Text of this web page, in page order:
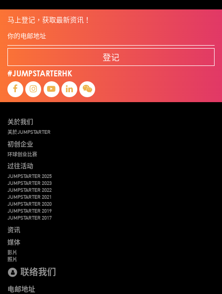
马上登记，获取最新资讯！
登记
#JUMPSTARTERHK
关於我们
关於JUMPSTARTER
初创企业
环球创业比赛
过往活动
JUMPSTARTER 2025
JUMPSTARTER 2023
JUMPSTARTER 2022
JUMPSTARTER 2021
JUMPSTARTER 2020
JUMPSTARTER 2019
JUMPSTARTER 2017
资讯
媒体
影片
照片
联络我们
电邮地址